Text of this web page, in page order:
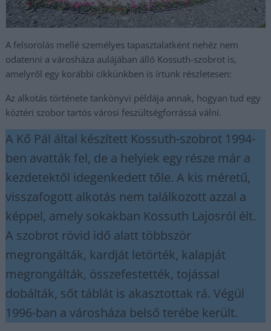
A felsorolás mellé személyes tapasztalatként nehéz nem
odatenni a városháza aulájában álló Kossuth-szobrot is,
amelyről egy korábbi cikkünkben is írtunk részletesen:
Az alkotás története tankönyvi példája annak, hogyan tud egy
köztéri szobor tartós városi feszültségforrássá válni.
A Kő Pál által készített Kossuth-szobrot 1994-
ben avatták fel, de a helyiek egy része már a
kezdetektől idegenkedett tőle. A kis méretű,
visszafogott alkotás nem találkozott azzal a
képpel, amely sokakban Kossuth Lajosról élt.
A szobrot rövid idő alatt többször
megrongálták, kardját letörték, kalapját
megrongálták, összefestették, tojással
dobálták, sőt táblát is akasztottak rá. Végül
1996-ban a városháza belső terébe került.